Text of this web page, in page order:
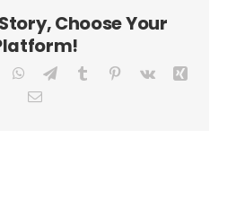
Choose Your
WhatsApp
TelegramTumblr Pinterest
Vk
Xing
Email